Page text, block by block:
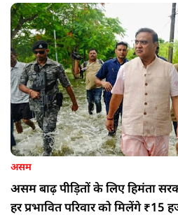
असम
असम बाढ़ पीड़ितों के लिए हिमंता
हर प्रभावित परिवार को मिलेंगे ₹15